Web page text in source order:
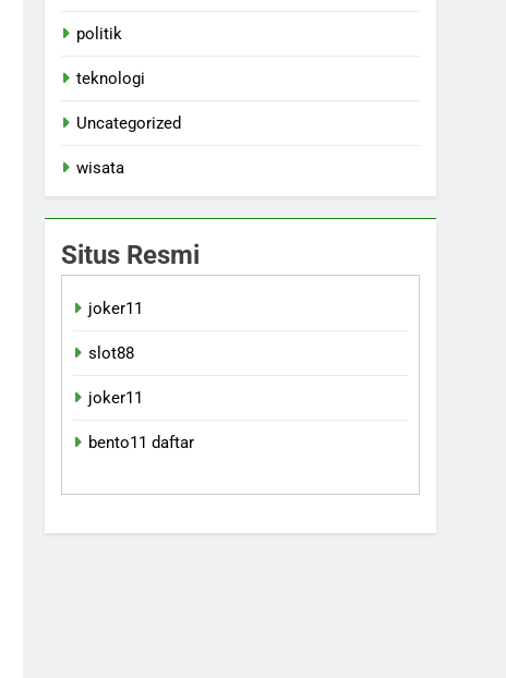
politik
teknologi
Uncategorized
wisata
Situs Resmi
joker11
slot88
joker11
bento11 daftar